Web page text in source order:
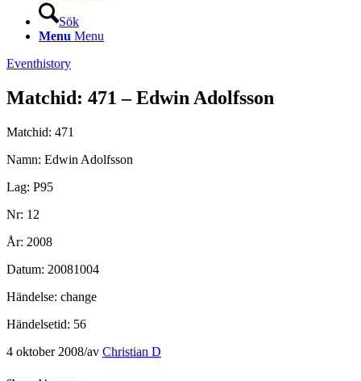
Sök
Menu Menu
Eventhistory
Matchid: 471 – Edwin Adolfsson
Matchid: 471
Namn: Edwin Adolfsson
Lag: P95
Nr: 12
År: 2008
Datum: 20081004
Händelse: change
Händelsetid: 56
4 oktober 2008/av Christian D